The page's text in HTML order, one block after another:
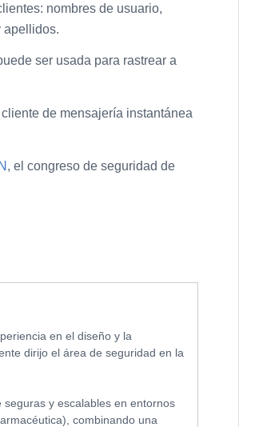
nombres de usuario,
apellidos.
ser usada para rastrear a
de mensajería instantánea
, el congreso de seguridad de
en el diseño y la
dirijo el área de seguridad en la
y escalables en entornos
combinando una